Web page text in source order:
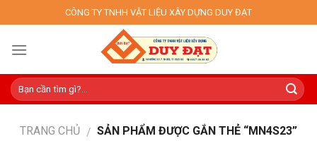
to
content
CÔNG TY TNHH VẬT LIỆU XÂY DỰNG DUY ĐẠT
TRANG CHỦ / SẢN PHẨM ĐƯỢC GẮN THẺ “MN4S23”